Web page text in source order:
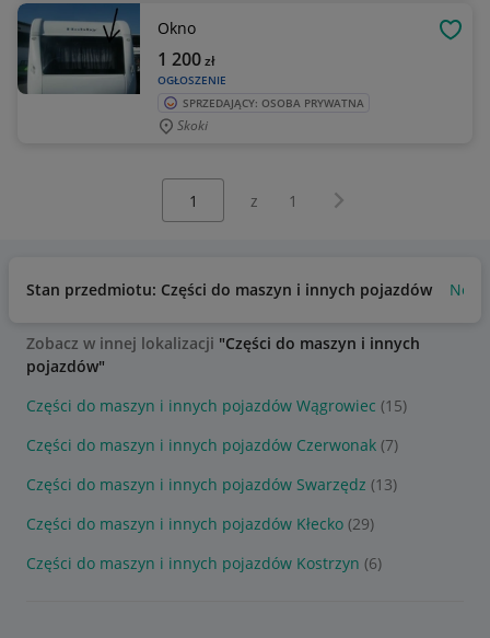
Okno
OGŁOSZENIE
1 200zł
SPRZEDAJĄCY: OSOBA PRYWATNA
Skoki
z 1 Następna strona
Stan przedmiotu: Części do maszyn i innych pojazdów Nowy
Zobacz w innej lokalizacji "Części do maszyn i innych
pojazdów"
Części do maszyn i innych pojazdów Wągrowiec (15)
Części do maszyn i innych pojazdów Czerwonak (7)
Części do maszyn i innych pojazdów Swarzędz (13)
Części do maszyn i innych pojazdów Kłecko (29)
Części do maszyn i innych pojazdów Kostrzyn (6)